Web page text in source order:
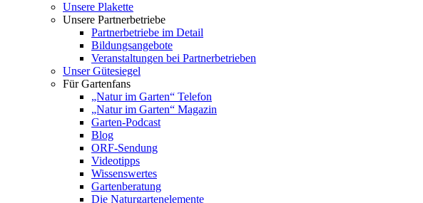
Unsere Plakette
Unsere Partnerbetriebe
Partnerbetriebe im Detail
Bildungsangebote
Veranstaltungen bei Partnerbetrieben
Unser Gütesiegel
Für Gartenfans
„Natur im Garten“ Telefon
„Natur im Garten“ Magazin
Garten-Podcast
Blog
ORF-Sendung
Videotipps
Wissenswertes
Gartenberatung
Die Naturgartenelemente